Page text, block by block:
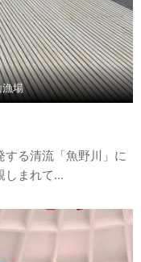
場
る清流「魚野川」に
しまれて...